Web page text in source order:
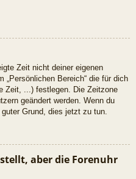
Zeit nicht deiner eigenen
Bereich“ die für dich
Zeit, ...) festlegen. Die Zeitzone
geändert werden. Wenn du
Grund, dies jetzt zu tun.
aber die Forenuhr